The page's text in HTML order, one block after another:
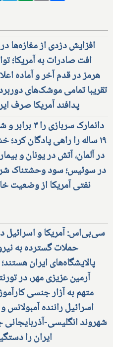
افزایش دزدی از مغازه‌ها در
افت صادرات به آمریکا؛
هرمز در قدم آخر و آماده
پدافند آمریکا صرف
دانمارک سربازی
۱۹ ساله را راهی پادگان
در آلمان، آتش در یونان و
در سوئیس؛ سود وحشتناک
سی‌بی‌اس: آمریکا و اسرائیل
حملات گسترده به
پالایشگاه‌های ایران
آرمین عزیزی مهر، در
متهم به آزار جنسی
اسرائیل راننده آمبولانس
شهروند انگلیسی-